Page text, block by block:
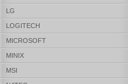
LG
LOGITECH
MICROSOFT
MINIX
MSI